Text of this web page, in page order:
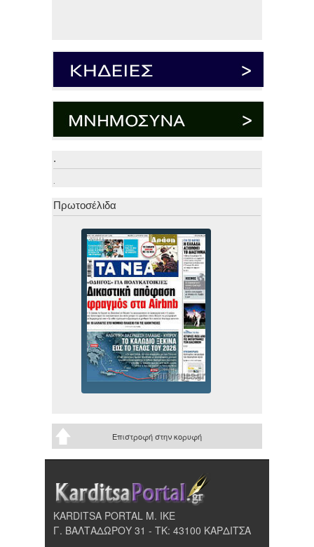
.
.
Πρωτοσέλιδα
Επιστροφή στην κορυφή
KARDITSA PORTAL Μ. ΙΚΕ
Γ. ΒΑΛΤΑΔΩΡΟΥ 31 - ΤΚ: 43100 ΚΑΡΔΙΤΣΑ